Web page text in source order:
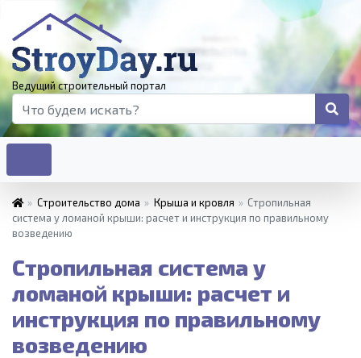
Ведущий строительный портал
» Строительство дома » Крыша и кровля » Стропильная
система у ломаной крыши: расчет и инструкция по правильному
возведению
Стропильная система у
ломаной крыши: расчет и
инструкция по правильному
возведению